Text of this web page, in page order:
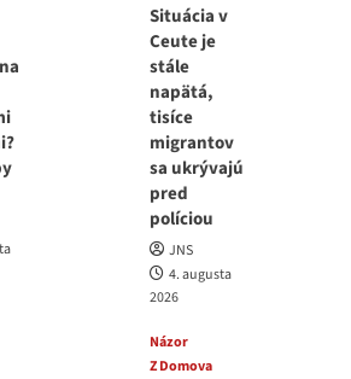
Situácia v
Ceute je
stále
napätá,
tisíce
migrantov
sa ukrývajú
pred
políciou
JNS
4. augusta
2026
Názor
Z Domova